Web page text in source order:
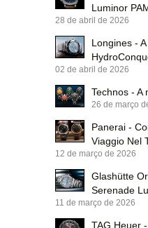
Luminor
28 de abril de 2026
Longines -
02 de abril de 2026
Technos - A
26 de março
Panerai -
Viaggio Nel
12 de março de 2026
Glashütte
Serenade
11 de março de 2026
TAG Heuer